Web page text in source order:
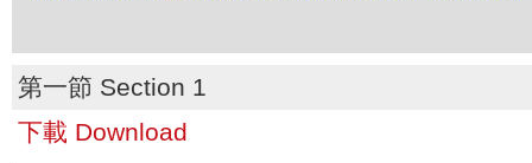
第一節 Section 1
下載 Download